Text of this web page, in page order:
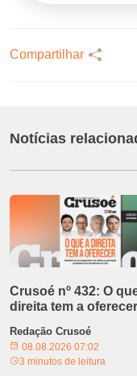
Compartilhar
Notícias
Crusoé nº 432: O
direita tem a oferecer
Redação Crusoé
08.08.2026 07:02
3 minutos de leitura